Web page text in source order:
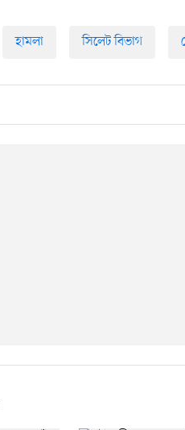
হামলা সিলেট বিভাগ